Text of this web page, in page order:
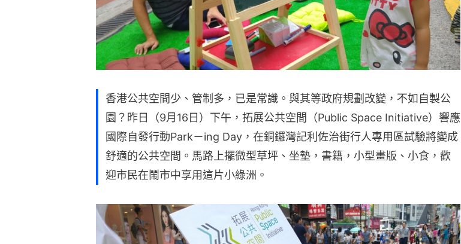
香港公共空間少、管制多，已是常識。與其等政府規劃改變，不如自製公
園？昨日（9月16日）下午，拓展公共空間（Public Space Initiative）響應
國際自發行動Park－ing Day，在銅鑼灣記利佐治街行人專用區試驗將變成
舒適的公共空間。馬路上擺微型草坪、坐墊，書籍，小型畫版、小食，歡
迎市民在鬧市中享用這片小綠洲。